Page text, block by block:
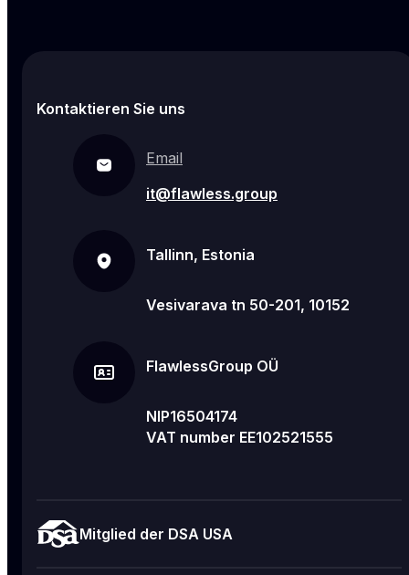
Kontaktieren Sie uns
Email
it@flawless.group
Tallinn, Estonia
Vesivarava tn 50-201, 10152
FlawlessGroup OÜ
NIP16504174
VAT number EE102521555
Mitglied der DSA USA